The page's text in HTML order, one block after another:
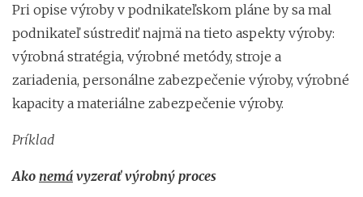
Pri opise výroby v podnikateľskom pláne by sa mal
podnikateľ sústrediť najmä na tieto aspekty výroby:
výrobná stratégia, výrobné metódy, stroje a
zariadenia, personálne zabezpečenie výroby, výrobné
kapacity a materiálne zabezpečenie výroby.
Príklad
Ako nemá vyzerať výrobný proces